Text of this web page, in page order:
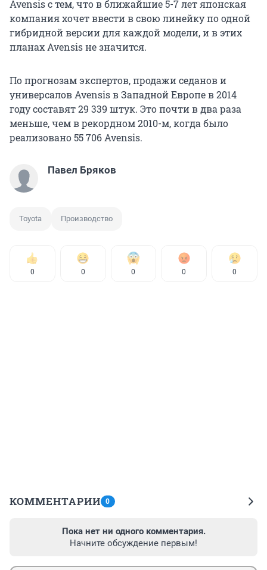
Avensis с тем, что в ближайшие 5-7 лет японская
компания хочет ввести в свою линейку по одной
гибридной версии для каждой модели, и в этих
планах Avensis не значится.
По прогнозам экспертов, продажи седанов и
универсалов Avensis в Западной Европе в 2014
году составят 29 339 штук. Это почти в два раза
меньше, чем в рекордном 2010-м, когда было
реализовано 55 706 Avensis.
Павел Бряков
Toyota Производство
0 0 0 0 0
КОММЕНТАРИИ 0
Пока нет ни одного комментария.
Начните обсуждение первым!